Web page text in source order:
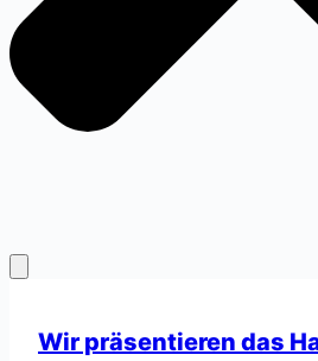
Wir präsentieren das